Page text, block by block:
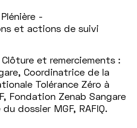
Plénière -
et actions de suivi
Clôture et remerciements :
Coordinatrice de la
Tolérance Zéro à
Fondation Zenab Sangare
dossier MGF, RAFIQ.